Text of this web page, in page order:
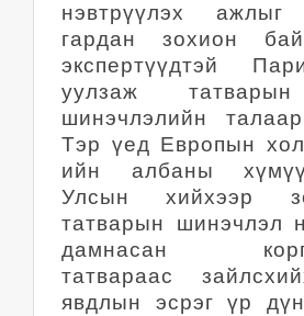
нэвтрүүлэх ажлыг
гардан зохион
экспертүүдтэй
уулзаж
шинэчлэлийн
Тэр үед Европын
ийн албаны
Улсын хийхээр
татварын шинэчлэл
дамнасан
татвараас
явдлын эсрэг үр